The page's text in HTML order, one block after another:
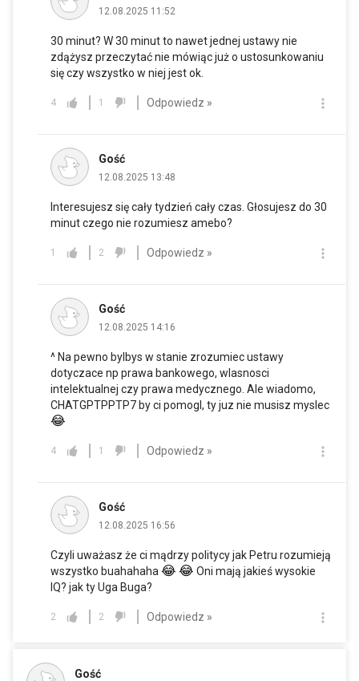
12.08.2025 11:52
30 minut? W 30 minut to nawet jednej ustawy nie
zdążysz przeczytać nie mówiąc już o ustosunkowaniu
się czy wszystko w niej jest ok.
4 1 Odpowiedz »
Gość
12.08.2025 13:48
Interesujesz się cały tydzień cały czas. Głosujesz do 30
minut czego nie rozumiesz amebo?
1 2 Odpowiedz »
Gość
12.08.2025 14:16
^ Na pewno bylbys w stanie zrozumiec ustawy
dotyczace np prawa bankowego, wlasnosci
intelektualnej czy prawa medycznego. Ale wiadomo,
CHATGPTPPTP7 by ci pomogl, ty juz nie musisz myslec
😂
4 1 Odpowiedz »
Gość
12.08.2025 16:56
Czyli uważasz że ci mądrzy politycy jak Petru rozumieją
wszystko buahahaha😂 😂 Oni mają jakieś wysokie
IQ? jak ty Uga Buga?
2 2 Odpowiedz »
Gość